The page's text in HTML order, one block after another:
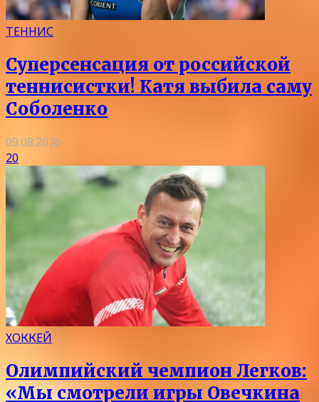
ТЕННИС
Суперсенсация от российской
теннисистки! Катя выбила саму
Соболенко
09.08.2026
20
ХОККЕЙ
Олимпийский чемпион Легков:
«Мы смотрели игры Овечкина